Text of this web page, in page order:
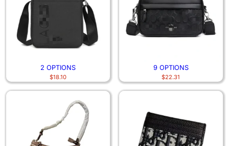
2 OPTIONS
$18.10
9 OPTIONS
$22.31